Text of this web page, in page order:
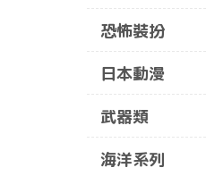
恐怖裝扮
日本動漫
武器類
海洋系列